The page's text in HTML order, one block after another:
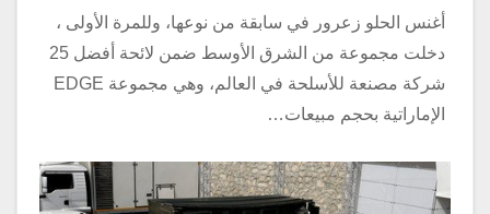
أغنس الحلو زعرور في سابقة من نوعها، وللمرة الأولى ،
دخلت مجموعة من الشرق الأوسط ضمن لائحة أفضل 25
شركة مصنعة للأسلحة في العالم، وهي مجموعة EDGE
الإماراتية بحجم مبيعات…